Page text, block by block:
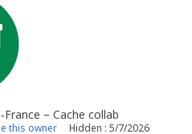
– Cache collab
this owner Hidden : 5/7/2026